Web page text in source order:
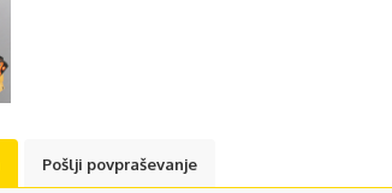
Pošlji povpraševanje